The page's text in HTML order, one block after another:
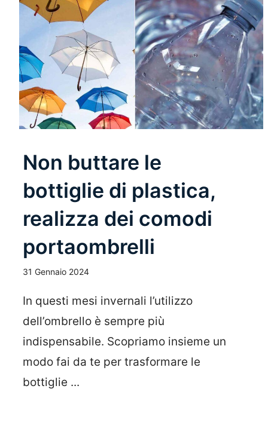
Non buttare le
bottiglie di plastica,
realizza dei comodi
portaombrelli
31 Gennaio 2024
In questi mesi invernali l’utilizzo
dell’ombrello è sempre più
indispensabile. Scopriamo insieme un
modo fai da te per trasformare le
bottiglie ...